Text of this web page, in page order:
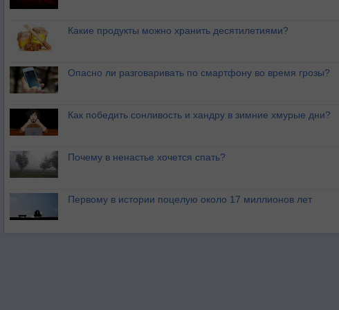
Какие продукты можно хранить десятилетиями?
Опасно ли разговаривать по смартфону во время грозы?
Как победить сонливость и хандру в зимние хмурые дни?
Почему в ненастье хочется спать?
Первому в истории поцелую около 17 миллионов лет